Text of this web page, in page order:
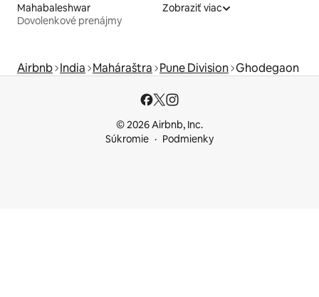
Mahabaleshwar
Dovolenkové prenájmy
Zobraziť viac
Airbnb India Maháraštra Pune Division Ghodegaon
© 2026 Airbnb, Inc.
Súkromie
Podmienky